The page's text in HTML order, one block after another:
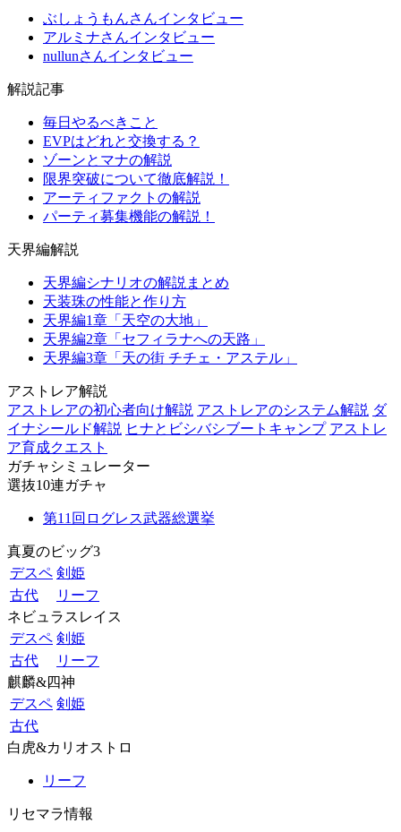
ぶしょうもんさんインタビュー
アルミナさんインタビュー
nullunさんインタビュー
解説記事
毎日やるべきこと
EVPはどれと交換する？
ゾーンとマナの解説
限界突破について徹底解説！
アーティファクトの解説
パーティ募集機能の解説！
天界編解説
天界編シナリオの解説まとめ
天装珠の性能と作り方
天界編1章「天空の大地」
天界編2章「セフィラナへの天路」
天界編3章「天の街 チチェ・アステル」
アストレア解説
アストレアの初心者向け解説 アストレアのシステム解説 ダ
イナシールド解説 ヒナとビシバシブートキャンプ アストレ
ア育成クエスト
ガチャシミュレーター
選抜10連ガチャ
第11回ログレス武器総選挙
真夏のビッグ3
デスペ 剣姫
古代
リーフ
ネビュラスレイス
デスペ 剣姫
古代
リーフ
麒麟&四神
デスペ 剣姫
古代
白虎&カリオストロ
リーフ
リセマラ情報